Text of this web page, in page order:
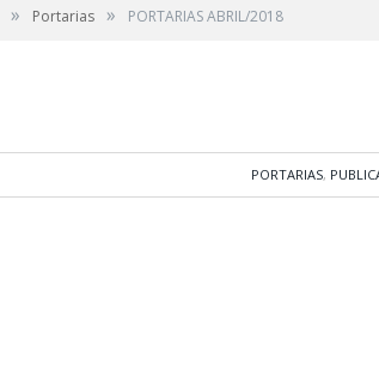
» Portarias » PORTARIAS ABRIL/2018
PORTARIAS,